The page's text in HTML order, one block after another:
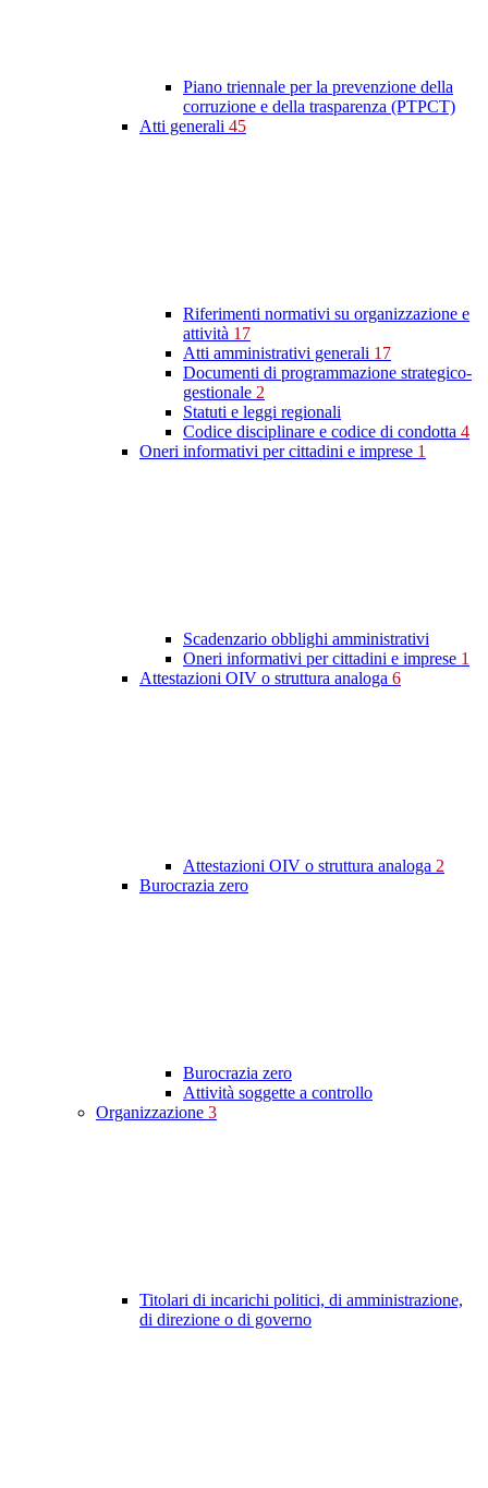
Piano triennale per la prevenzione della
corruzione e della trasparenza (PTPCT)
Atti generali 45
Riferimenti normativi su organizzazione e
attività 17
Atti amministrativi generali 17
Documenti di programmazione strategico-
gestionale 2
Statuti e leggi regionali
Codice disciplinare e codice di condotta 4
Oneri informativi per cittadini e imprese 1
Scadenzario obblighi amministrativi
Oneri informativi per cittadini e imprese 1
Attestazioni OIV o struttura analoga 6
Attestazioni OIV o struttura analoga 2
Burocrazia zero
Burocrazia zero
Attività soggette a controllo
Organizzazione 3
Titolari di incarichi politici, di amministrazione,
di direzione o di governo